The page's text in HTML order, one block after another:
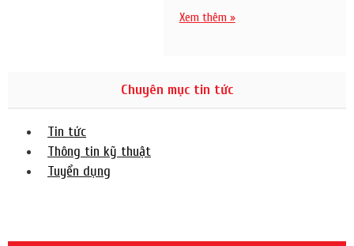
Xem thêm »
Chuyên mục tin tức
Tin tức
Thông tin kỹ thuật
Tuyển dụng